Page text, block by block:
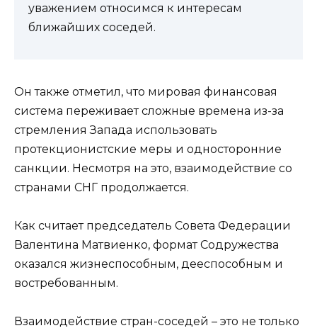
уважением относимся к интересам
ближайших соседей.
Он также отметил, что мировая финансовая
система переживает сложные времена из-за
стремления Запада использовать
протекционистские меры и односторонние
санкции. Несмотря на это, взаимодействие со
странами СНГ продолжается.
Как считает председатель Совета Федерации
Валентина Матвиенко, формат Содружества
оказался жизнеспособным, дееспособным и
востребованным.
Взаимодействие стран-соседей – это не только